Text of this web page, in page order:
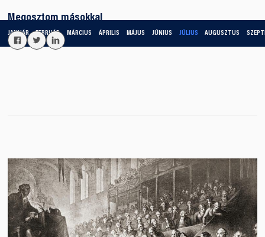
JANUÁR FEBRUÁR MÁRCIUS ÁPRILIS MÁJUS JÚNIUS JÚLIUS AUGUSZTUS
Megosztom másokkal